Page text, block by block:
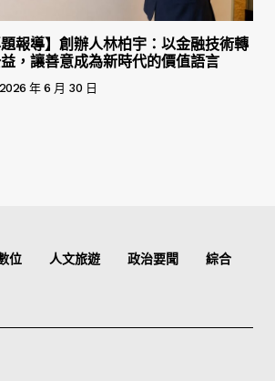
題報導】創辦人林柏宇：以金融技術轉
，讓善意成為新時代的價值語言
2026 年 6 月 30 日
位 人文旅遊 政治要聞 綜合